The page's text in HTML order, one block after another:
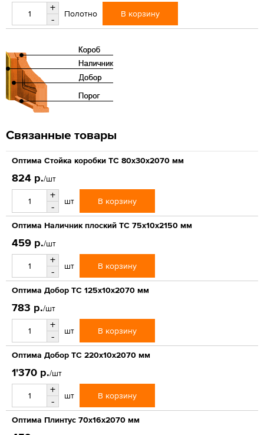
+
-
Полотно В корзину
Связанные товары
Оптима Стойка коробки ТС 80х30х2070 мм
824 р./шт
+
-
шт В корзину
Оптима Наличник плоский ТС 75х10х2150 мм
459 р./шт
+
-
шт В корзину
Оптима Добор ТС 125х10х2070 мм
783 р./шт
+
-
шт В корзину
Оптима Добор ТС 220х10х2070 мм
1'370 р./шт
+
-
шт В корзину
Оптима Плинтус 70х16х2070 мм